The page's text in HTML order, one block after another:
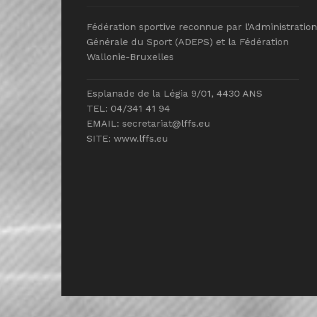
Fédération sportive reconnue par l’Administration
Générale du Sport (ADEPS) et la Fédération
Wallonie-Bruxelles
Esplanade de la Légia 9/01, 4430 ANS
TEL: 04/341 41 94
EMAIL: secretariat@lffs.eu
SITE: www.lffs.eu